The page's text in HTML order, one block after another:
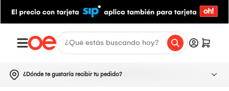
¿Dónde te gustaría recibir tu pedido?